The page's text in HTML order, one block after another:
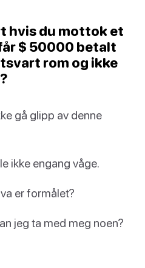
hvis du mottok et
$ 50000 betalt
rom og ikke
gå glipp av denne
ikke engang våge.
er formålet?
jeg ta med meg noen?